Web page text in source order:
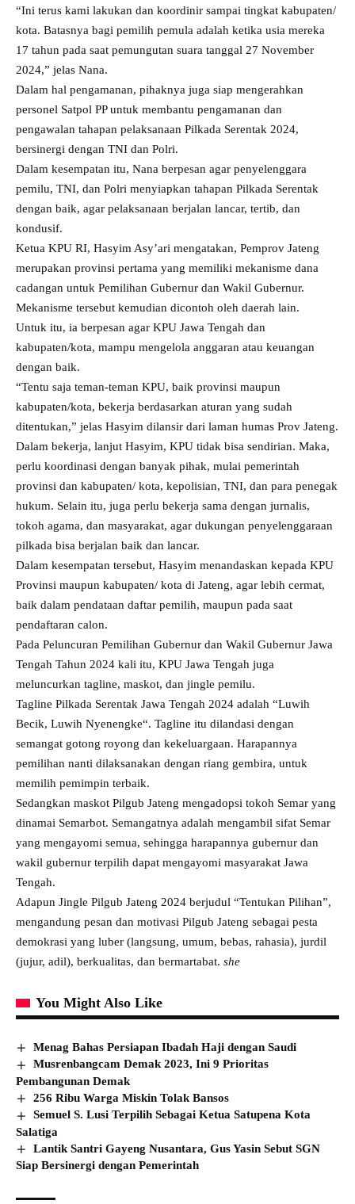
“Ini terus kami lakukan dan koordinir sampai tingkat kabupaten/
kota. Batasnya bagi pemilih pemula adalah ketika usia mereka
17 tahun pada saat pemungutan suara tanggal 27 November
2024,” jelas Nana.
Dalam hal pengamanan, pihaknya juga siap mengerahkan
personel Satpol PP untuk membantu pengamanan dan
pengawalan tahapan pelaksanaan Pilkada Serentak 2024,
bersinergi dengan TNI dan Polri.
Dalam kesempatan itu, Nana berpesan agar penyelenggara
pemilu, TNI, dan Polri menyiapkan tahapan Pilkada Serentak
dengan baik, agar pelaksanaan berjalan lancar, tertib, dan
kondusif.
Ketua KPU RI, Hasyim Asy’ari mengatakan, Pemprov Jateng
merupakan provinsi pertama yang memiliki mekanisme dana
cadangan untuk Pemilihan Gubernur dan Wakil Gubernur.
Mekanisme tersebut kemudian dicontoh oleh daerah lain.
Untuk itu, ia berpesan agar KPU Jawa Tengah dan
kabupaten/kota, mampu mengelola anggaran atau keuangan
dengan baik.
“Tentu saja teman-teman KPU, baik provinsi maupun
kabupaten/kota, bekerja berdasarkan aturan yang sudah
ditentukan,” jelas Hasyim dilansir dari laman humas Prov Jateng.
Dalam bekerja, lanjut Hasyim, KPU tidak bisa sendirian. Maka,
perlu koordinasi dengan banyak pihak, mulai pemerintah
provinsi dan kabupaten/ kota, kepolisian, TNI, dan para penegak
hukum. Selain itu, juga perlu bekerja sama dengan jurnalis,
tokoh agama, dan masyarakat, agar dukungan penyelenggaraan
pilkada bisa berjalan baik dan lancar.
Dalam kesempatan tersebut, Hasyim menandaskan kepada KPU
Provinsi maupun kabupaten/ kota di Jateng, agar lebih cermat,
baik dalam pendataan daftar pemilih, maupun pada saat
pendaftaran calon.
Pada Peluncuran Pemilihan Gubernur dan Wakil Gubernur Jawa
Tengah Tahun 2024 kali itu, KPU Jawa Tengah juga
meluncurkan tagline, maskot, dan jingle pemilu.
Tagline Pilkada Serentak Jawa Tengah 2024 adalah “Luwih
Becik, Luwih Nyenengke“. Tagline itu dilandasi dengan
semangat gotong royong dan kekeluargaan. Harapannya
pemilihan nanti dilaksanakan dengan riang gembira, untuk
memilih pemimpin terbaik.
Sedangkan maskot Pilgub Jateng mengadopsi tokoh Semar yang
dinamai Semarbot. Semangatnya adalah mengambil sifat Semar
yang mengayomi semua, sehingga harapannya gubernur dan
wakil gubernur terpilih dapat mengayomi masyarakat Jawa
Tengah.
Adapun Jingle Pilgub Jateng 2024 berjudul “Tentukan Pilihan”,
mengandung pesan dan motivasi Pilgub Jateng sebagai pesta
demokrasi yang luber (langsung, umum, bebas, rahasia), jurdil
(jujur, adil), berkualitas, dan bermartabat. she
You Might Also Like
Menag Bahas Persiapan Ibadah Haji dengan Saudi
Musrenbangcam Demak 2023, Ini 9 Prioritas
Pembangunan Demak
256 Ribu Warga Miskin Tolak Bansos
Semuel S. Lusi Terpilih Sebagai Ketua Satupena Kota
Salatiga
Lantik Santri Gayeng Nusantara, Gus Yasin Sebut SGN
Siap Bersinergi dengan Pemerintah